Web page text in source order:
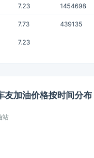
7.23
7.73
7.23
1454698
439135
友加油价格按时间分布
站